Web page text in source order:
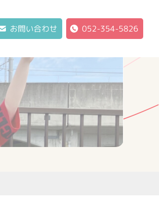
お問い合わせ 052-354-5826